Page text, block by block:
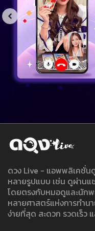
ดวง Live - แอพพลิเคชั่น
หลายรูปแบบ เช่น ดูผ่าน
โดยตรงกับหมอดูและนัก
หลายศาสตร์แห่งการทำน
ง่ายที่สุด สะดวก รวดเร็ว